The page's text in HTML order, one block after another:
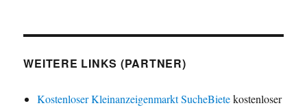
WEITERE LINKS (PARTNER)
Kostenloser Kleinanzeigenmarkt SucheBietekostenloser